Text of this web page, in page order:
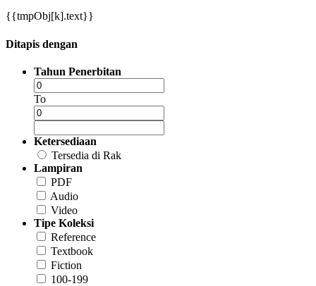
{{tmpObj[k].text}}
Ditapis dengan
Tahun Penerbitan
To
Ketersediaan
Tersedia di Rak
Lampiran
PDF
Audio
Video
Tipe Koleksi
Reference
Textbook
Fiction
100-199